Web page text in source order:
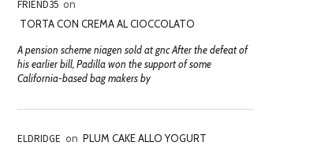
FRIEND35 on
TORTA CON CREMA AL CIOCCOLATO
A pension scheme niagen sold at gnc After the defeat of
his earlier bill, Padilla won the support of some
California-based bag makers by
ELDRIDGE on PLUM CAKE ALLO YOGURT